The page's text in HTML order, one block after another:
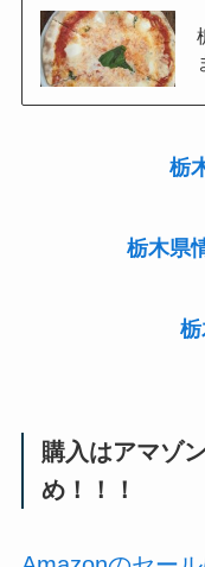
栃
栃木県
購入はアマゾ
め！！！